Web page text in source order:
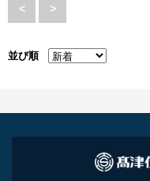
< >
並び順